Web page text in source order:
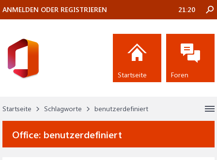
Startseite Schlagworte benutzerdefiniert
Office: benutzerdefiniert
ANMELDEN ODER REGISTRIEREN 21:20
Startseite Foren